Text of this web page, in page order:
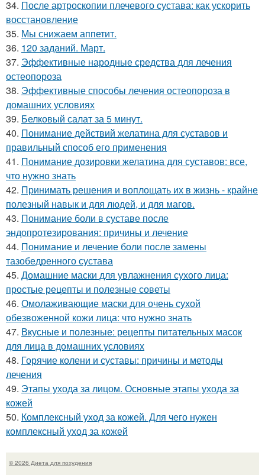
34. После артроскопии плечевого сустава: как ускорить
восстановление
35. Мы снижаем аппетит.
36. 120 заданий. Март.
37. Эффективные народные средства для лечения
остеопороза
38. Эффективные способы лечения остеопороза в
домашних условиях
39. Белковый салат за 5 минут.
40. Понимание действий желатина для суставов и
правильный способ его применения
41. Понимание дозировки желатина для суставов: все,
что нужно знать
42. Принимать решения и воплощать их в жизнь - крайне
полезный навык и для людей, и для магов.
43. Понимание боли в суставе после
эндопротезирования: причины и лечение
44. Понимание и лечение боли после замены
тазобедренного сустава
45. Домашние маски для увлажнения сухого лица:
простые рецепты и полезные советы
46. Омолаживающие маски для очень сухой
обезвоженной кожи лица: что нужно знать
47. Вкусные и полезные: рецепты питательных масок
для лица в домашних условиях
48. Горячие колени и суставы: причины и методы
лечения
49. Этапы ухода за лицом. Основные этапы ухода за
кожей
50. Комплексный уход за кожей. Для чего нужен
комплексный уход за кожей
© 2026 Диета для похудения